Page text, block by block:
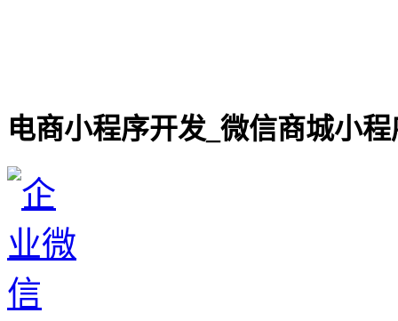
电商小程序开发_微信商城小